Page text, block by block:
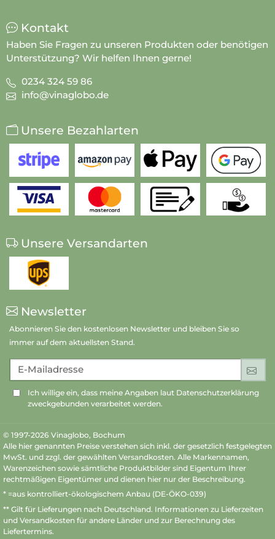
Kontakt
Haben Sie Fragen zu unseren Produkten oder benötigen
Unterstützung? Wir helfen Ihnen gerne!
0234 324 59 86
info@vinaglobo.de
Unsere Bezahlarten
Unsere Versandarten
Newsletter
Abonnieren Sie den kostenlosen Newsletter und bleiben Sie so
immer auf dem aktuellsten Stand.
E-Mailadresse
Ich willige ein, dass meine Angaben laut Datenschutzerklärung
zweckgebunden verarbeitet werden.
© 1997-2026 Vinaglobo, Bochum
Alle hier genannten Preise verstehen sich inkl. der gesetzlich festgelegten
MwSt. und zzgl. der gewählten Versandkosten. Alle Markennamen,
Warenzeichen sowie sämtliche Produktbilder sind Eigentum Ihrer
rechtmäßigen Eigentümer und dienen hier nur der Beschreibung.
* =aus kontrolliert-ökologischem Anbau (DE-ÖKO-039)
** Gilt für Lieferungen nach Deutschland. Informationen zu Lieferzeiten
und Versandkosten für andere Länder und zur Berechnung des
Liefertermins.